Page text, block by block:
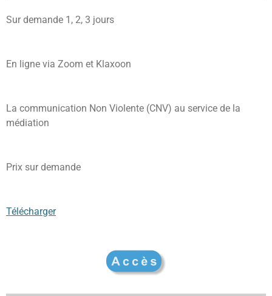
Sur demande 1, 2, 3 jours
En ligne via Zoom et Klaxoon
La communication Non Violente (CNV) au service de la
médiation
Prix sur demande
Télécharger